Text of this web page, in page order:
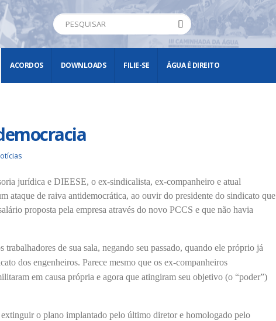
ACORDOS DOWNLOADS FILIE-SE ÁGUA É DIREITO
jurídica e DIEESE, o ex-sindicalista, ex-companheiro e atual
ataque de raiva antidemocrática, ao ouvir do presidente do sindicato que
proposta pela empresa através do novo PCCS e que não havia
de sua sala, negando seu passado, quando ele próprio já
dos engenheiros. Parece mesmo que os ex-companheiros
em causa própria e agora que atingiram seu objetivo (o “poder”)
o plano implantado pelo último diretor e homologado pelo
Trabalhadores da Iguá tem
até o dia 17/8 para
Duas chapas inscritas para a
eleição do SINDISAN; pleito